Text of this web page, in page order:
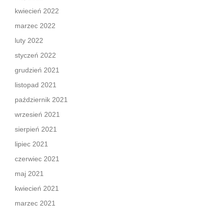
kwiecień 2022
marzec 2022
luty 2022
styczeń 2022
grudzień 2021
listopad 2021
październik 2021
wrzesień 2021
sierpień 2021
lipiec 2021
czerwiec 2021
maj 2021
kwiecień 2021
marzec 2021